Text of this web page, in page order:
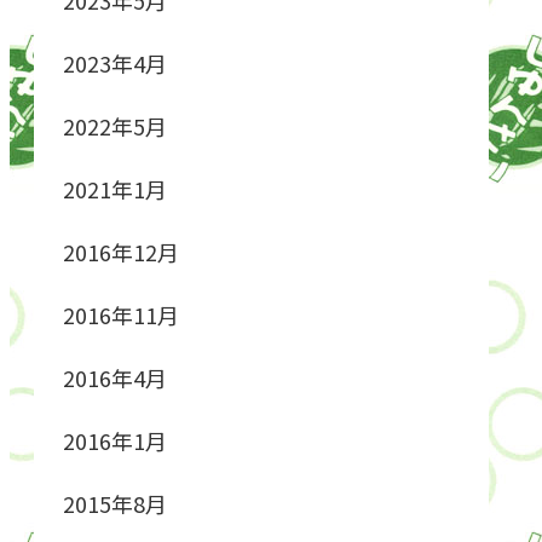
2023年4月
2022年5月
2021年1月
2016年12月
2016年11月
2016年4月
2016年1月
2015年8月